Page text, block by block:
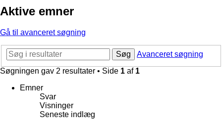
Aktive emner
Gå til avanceret søgning
Søg
Avanceret søgning
Søgningen gav 2 resultater • Side 1 af 1
Emner
Svar
Visninger
Seneste indlæg